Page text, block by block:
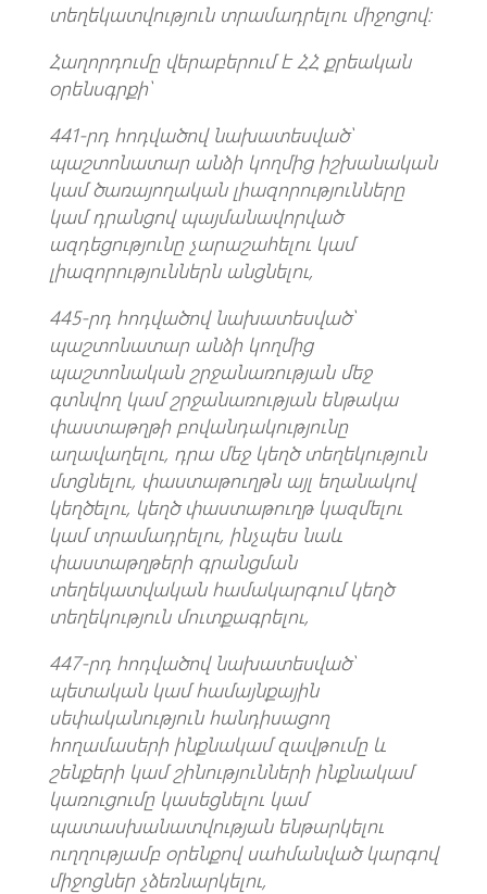
տեղեկատվություն տրամադրելու միջոցով։
Հաղորդումը վերաբերում է ՀՀ քրեական
օրենսգրքի՝
441-րդ հոդվածով նախատեսված՝
պաշտոնատար անձի կողմից իշխանական
կամ ծառայողական լիազորությունները
կամ դրանցով պայմանավորված
ազդեցությունը չարաշահելու կամ
լիազորություններն անցնելու,
445-րդ հոդվածով նախատեսված՝
պաշտոնատար անձի կողմից
պաշտոնական շրջանառության մեջ
գտնվող կամ շրջանառության ենթակա
փաստաթղթի բովանդակությունը
աղավաղելու, դրա մեջ կեղծ տեղեկություն
մտցնելու, փաստաթուղթն այլ եղանակով
կեղծելու, կեղծ փաստաթուղթ կազմելու
կամ տրամադրելու, ինչպես նաև
փաստաթղթերի գրանցման
տեղեկատվական համակարգում կեղծ
տեղեկություն մուտքագրելու,
447-րդ հոդվածով նախատեսված՝
պետական կամ համայնքային
սեփականություն հանդիսացող
հողամասերի ինքնակամ զավթումը և
շենքերի կամ շինությունների ինքնակամ
կառուցումը կասեցնելու կամ
պատասխանատվության ենթարկելու
ուղղությամբ օրենքով սահմանված կարգով
միջոցներ չձեռնարկելու,